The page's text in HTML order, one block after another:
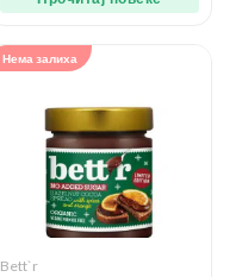
Нема залиха
Bett`r